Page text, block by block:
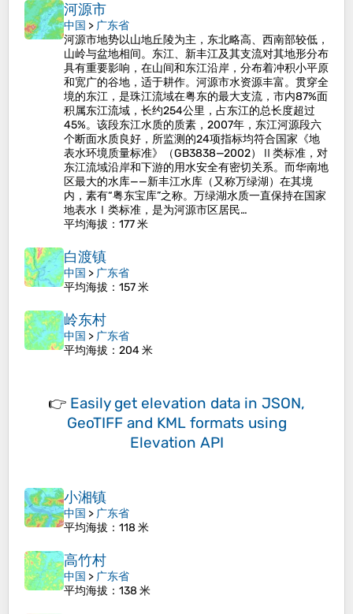
河源市
中国 > 广东省
河源市地势以山地丘陵为主，东北略高、西南部较低，
山岭与盆地相间。东江、新丰江及其支流对其地形分布
具有重要影响，在山间和东江沿岸，分布着冲积小平原
和宽广的谷地，适于耕作。河源市水资源丰富。贯穿全
境的东江，是珠江流域在粤东的最大支流，市内87%面
积属东江流域，长约254公里，占东江的总长度超过
45%。该段东江水质的质素，2007年，东江河源段六
个断面水质良好，所监测的24项指标均符合国家《地
表水环境质量标准》（GB3838—2002）Ⅱ类标准，对
东江流域沿岸和下游的用水安全有密切关系。而华南地
区最大的水库——新丰江水库（又称万绿湖）在其境
内，素有“粤东宝库”之称。万绿湖水质一直保持在国家
地表水Ⅰ类标准，是为河源市区居民…
平均海拔 ：177 米
白渡镇
中国 > 广东省
平均海拔 ：157 米
岭东村
中国 > 广东省
平均海拔 ：204 米
👉 Easily get elevation data in JSON,
GeoTIFF and KML formats using
Elevation API
小湘镇
中国 > 广东省
平均海拔 ：118 米
高竹村
中国 > 广东省
平均海拔 ：138 米